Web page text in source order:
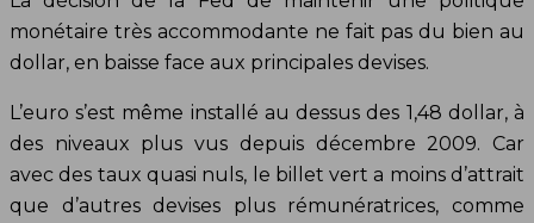
monétaire très accommodante ne fait pas du bien au
dollar, en baisse face aux principales devises.
L’euro s’est même installé au dessus des 1,48 dollar, à
des niveaux plus vus depuis décembre 2009. Car
avec des taux quasi nuls, le billet vert a moins d’attrait
que d’autres devises plus rémunératrices, comme